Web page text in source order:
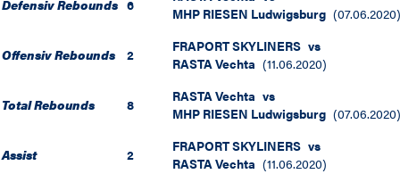
Defensiv Rebounds 6
MHP RIESEN Ludwigsburg (07.06.2020)
Offensiv Rebounds 2 FRAPORT SKYLINERS vs
RASTA Vechta (11.06.2020)
Total Rebounds 8 RASTA Vechta vs
MHP RIESEN Ludwigsburg (07.06.2020)
Assist 2 FRAPORT SKYLINERS vs
RASTA Vechta (11.06.2020)